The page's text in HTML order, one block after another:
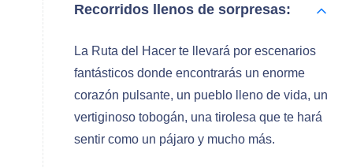
Recorridos llenos de sorpresas:
La Ruta del Hacer te llevará por escenarios
fantásticos donde encontrarás un enorme
corazón pulsante, un pueblo lleno de vida, un
vertiginoso tobogán, una tirolesa que te hará
sentir como un pájaro y mucho más.